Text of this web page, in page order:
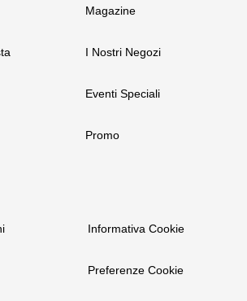
Magazine
I Nostri Negozi
Eventi Speciali
Promo
Informativa Cookie
Preferenze Cookie